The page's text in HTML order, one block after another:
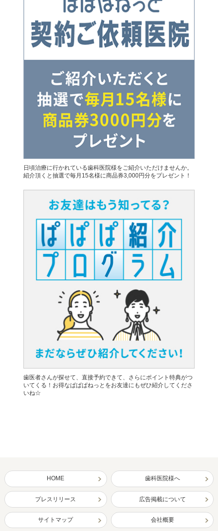
日頃治療に行かれている歯科医院様をご紹介いただけませんか。
紹介頂くと抽選で毎月15名様に商品券3,000円分をプレゼント！
歯医者さんが探せて、直接予約できて、さらにポイント特典がつ
いてくる！お得なぱぱぱねっとをお友達にもぜひ紹介してくださ
いね☆
HOME 歯科医院様へ
プレスリリース 広告掲載について
サイトマップ 会社概要